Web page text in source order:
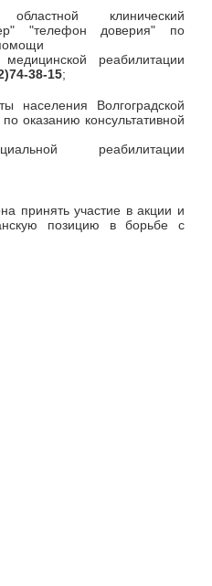
клинический
"телефон доверия" по
реабилитации
38-15;
населения Волгоградской
оказанию консультативной
реабилитации
принять участие в акции и
позицию в борьбе с